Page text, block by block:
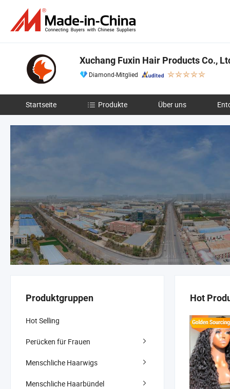
Xuchang Fuxin Hair Products Co.,
Diamond-Mitglied
Startseite Produkte Über uns
Hot
Produktgruppen
Hot Selling
Perücken für Frauen
Menschliche Haarwigs
Menschliche Haarbündel